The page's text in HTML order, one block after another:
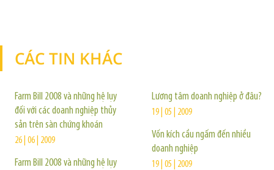
CÁC TIN KHÁC
Farm Bill 2008 và những hệ lụy
đối với các doanh nghiệp thủy
sản trên sàn chứng khoán
26 | 06 | 2009
Farm Bill 2008 và những hệ lụy
Lương tâm doanh nghiệp ở đâu?
19 | 05 | 2009
Vốn kích cầu ngấm đến nhiều
doanh nghiệp
19 | 05 | 2009